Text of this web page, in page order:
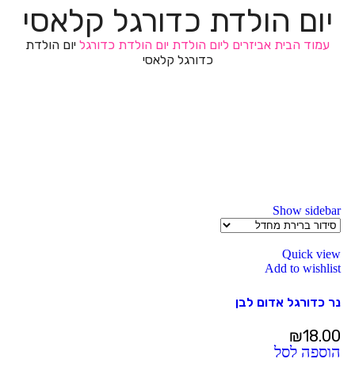
יום הולדת כדורגל קלאסי
עמוד הבית אביזרים ליום הולדת יום הולדת כדורגל יום הולדת
כדורגל קלאסי
Show sidebar
Quick view
Add to wishlist
נר כדורגל אדום לבן
₪18.00
הוספה לסל